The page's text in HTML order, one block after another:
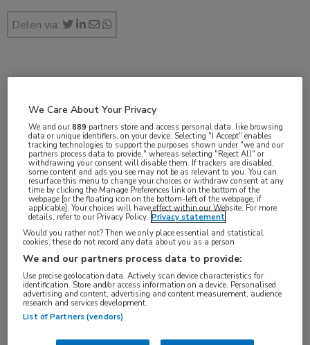
Delen via:
Vakgebieden:
Reumatologie
Aandachtsgebieden:
Arthritis psoriatica,Reumatoïde artritis
Tags:
biologicals ,inflammatie ,methotrexaat
We Care About Your Privacy
We and our889 partners store and access personal data, like browsing
data or unique identifiers, on your device. Selecting "I Accept" enables
tracking technologies to support the purposes shown under "we and our
partners process data to provide," whereas selecting "Reject All" or
withdrawing your consent will disable them. If trackers are disabled,
some content and ads you see may not be as relevant to you. You can
resurface this menu to change your choices or withdraw consent at any
time by clicking the Manage Preferences link on the bottom of the
webpage [or the floating icon on the bottom-left of the webpage, if
applicable]. Your choices will have effect within our Website. For more
details, refer to our Privacy Policy. Privacy statement
Would you rather not? Then we only place essential and statistical
cookies, these do not record any data about you as a person
We and our partners process data to provide:
Use precise geolocation data. Actively scan device characteristics for
identification. Store and/or access information on a device. Personalised
advertising and content, advertising and content measurement, audience
research and services development.
List of Partners (vendors)